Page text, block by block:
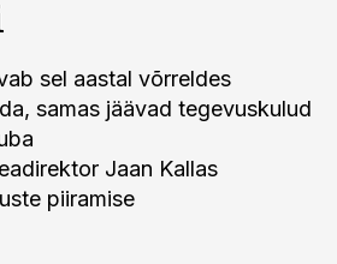
sel aastal võrreldes
samas jäävad tegevuskulud
Jaan Kallas
piiramise